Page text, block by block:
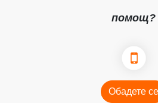
помощ?
Обадете се